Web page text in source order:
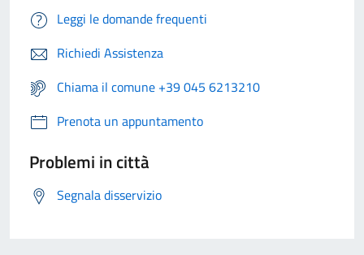
Leggi le domande frequenti
Richiedi Assistenza
Chiama il comune +39 045 6213210
Prenota un appuntamento
Problemi in città
Segnala disservizio